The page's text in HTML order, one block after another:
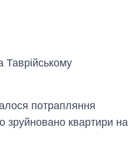
Таврійському
потрапляння
зруйновано квартири на